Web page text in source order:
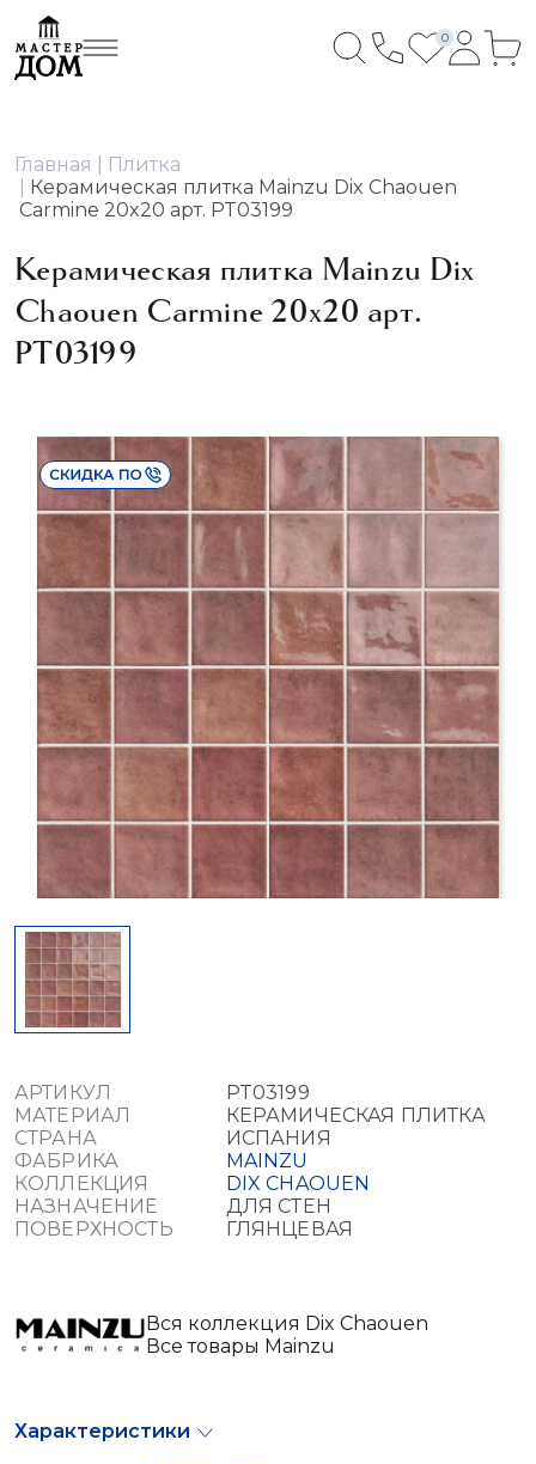
0
Главная
Плитка
Керамическая плитка Mainzu Dix Chaouen
Carmine 20x20 арт. PT03199
Керамическая плитка Mainzu Dix
Chaouen Carmine 20x20 арт.
PT03199
АРТИКУЛ
PT03199
МАТЕРИАЛ
КЕРАМИЧЕСКАЯ ПЛИТКА
СТРАНА
ИСПАНИЯ
ФАБРИКА
MAINZU
КОЛЛЕКЦИЯ
DIX CHAOUEN
НАЗНАЧЕНИЕ
ДЛЯ СТЕН
ПОВЕРХНОСТЬ
ГЛЯНЦЕВАЯ
Вся коллекция Dix Chaouen
Все товары Mainzu
Характеристики